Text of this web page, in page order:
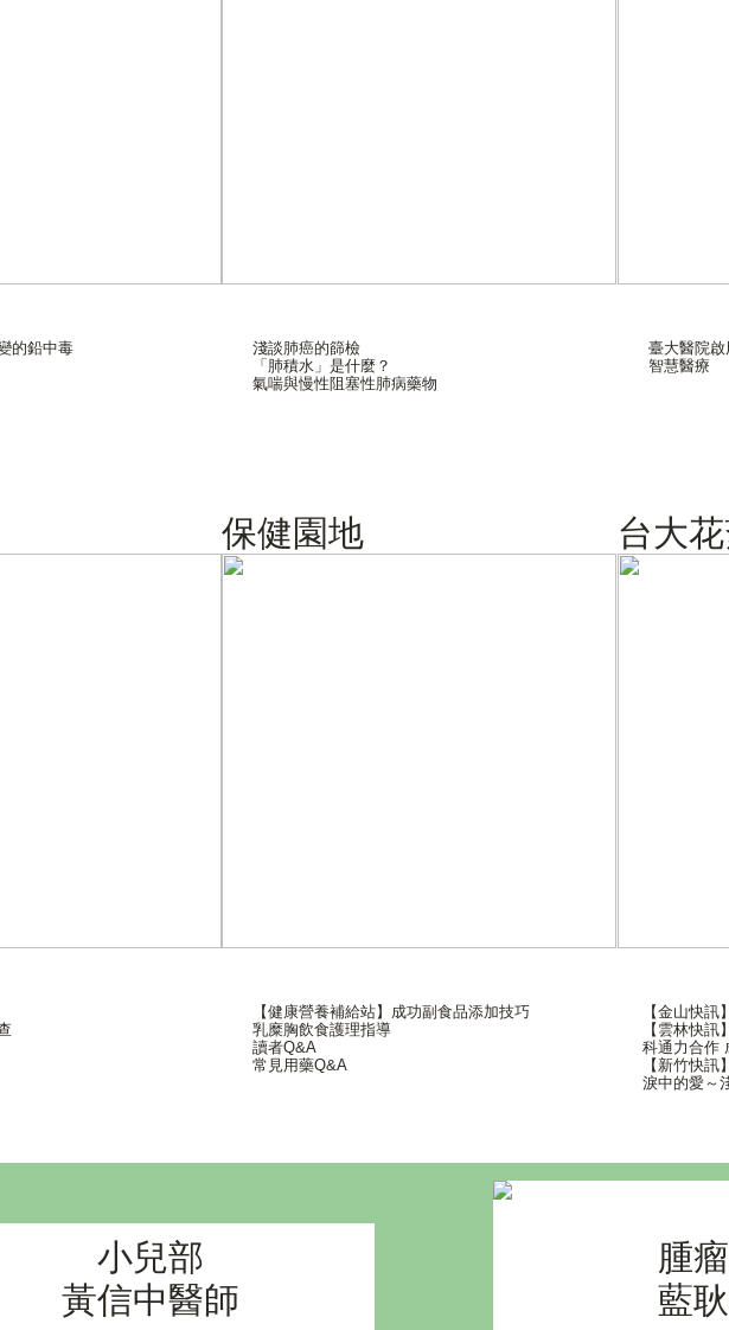
的鉛中毒
淺談肺癌的篩檢
「肺積水」是什麼？
氣喘與慢性阻塞性肺病藥物
臺大醫院
智慧醫療
保健園地
【健康營養補給站】成功副食品添加技巧
乳糜胸飲食護理指導
讀者Q&A
常見用藥Q&A
台大
【金山快
【雲林快
科通力合作
【新竹快訊
淚中的愛～
小兒部
黃信中醫師
腫
藍